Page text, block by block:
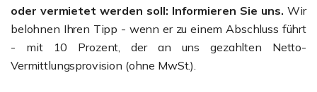
oder vermietet werden soll: Informieren Sie uns. Wir
belohnen Ihren Tipp - wenn er zu einem Abschluss führt
- mit 10 Prozent, der an uns gezahlten Netto-
Vermittlungsprovision (ohne MwSt.).